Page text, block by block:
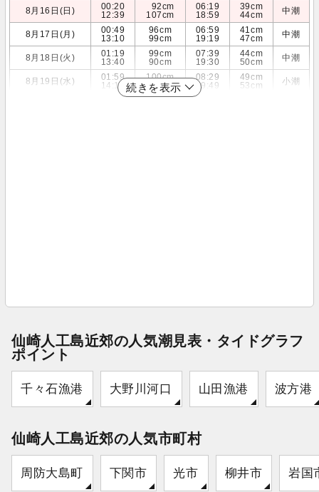
8月16日(日)
00:20
12:39
92cm
107cm
06:19
18:59
39cm
44cm
中潮
8月17日(月)
00:49
13:10
96cm
99cm
06:59
19:19
41cm
47cm
中潮
8月18日(火)
01:19
13:40
99cm
90cm
07:39
19:30
44cm
50cm
中潮
8月19日(水)
01:59
14:19
100cm
80cm
08:29
19:49
49cm
53cm
小潮
続きを表示
仙崎人工島近郊の人気潮見表・タイドグラフ
ポイント
千々石漁港 大野川河口 山田漁港 波方港
仙崎人工島近郊の人気市町村
周防大島町 下関市 光市 柳井市 岩国